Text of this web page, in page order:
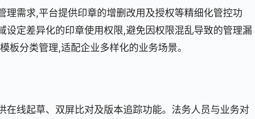
理需求,平台提供印章的增删改用及授权等精细化管控功
设定差异化的印章使用权限,避免因权限混乱导致的管理漏
板分类管理,适配企业多样化的业务场景。
在线起草、双屏比对及版本追踪功能。法务人员与业务对